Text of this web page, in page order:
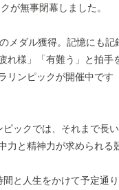
が無事閉幕しました。
メダル獲得。記憶にも記
れ様」「有難う」と拍手
リンピックが開催中で
ックでは、それまで長
力と精神力が求められる
と人生をかけて予定通